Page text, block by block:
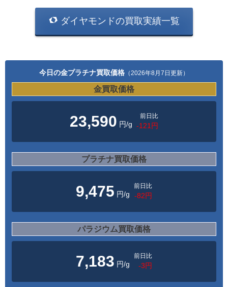
ダイヤモンドの買取実績一覧
今日の金プラチナ買取価格 （2026年8月7日更新）
金買取価格
23,590 円/g
前日比
-121円
プラチナ買取価格
9,475 円/g
前日比
-82円
パラジウム買取価格
7,183 円/g
前日比
-3円